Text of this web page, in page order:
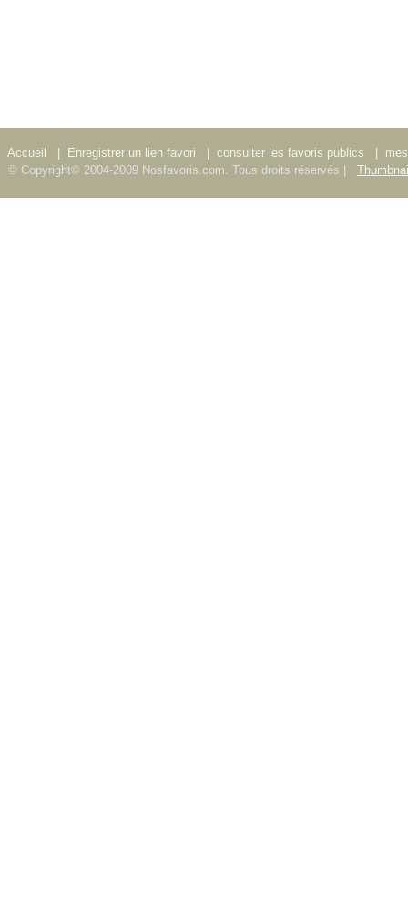
Accueil Enregistrer un lien favori consulter les favoris publics
© Copyright© 2004-2009 Nosfavoris.com. Tous droits réservés |